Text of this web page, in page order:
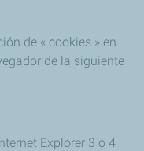
de « cookies » en
de la siguiente
Explorer 3 o 4